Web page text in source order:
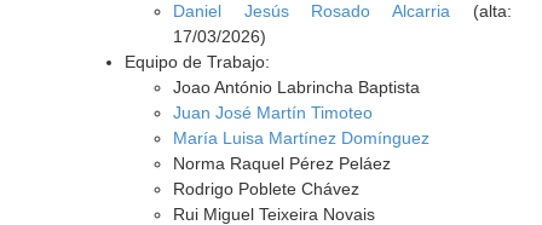
Daniel Jesús Rosado Alcarria (alta:
17/03/2026)
Equipo de Trabajo:
Joao António Labrincha Baptista
Juan José Martín Timoteo
María Luisa Martínez Domínguez
Norma Raquel Pérez Peláez
Rodrigo Poblete Chávez
Rui Miguel Teixeira Novais